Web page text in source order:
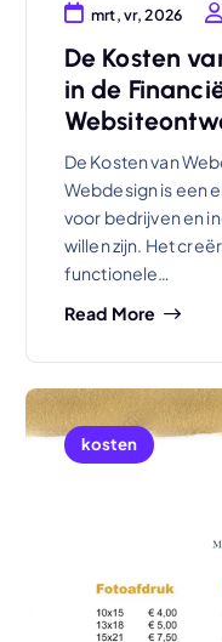
mrt, vr, 2026
De Kosten
in de
De Kosten van
Webdesign is een
voor bedrijven en
willen zijn. Het
functionele…
Read More
kosten